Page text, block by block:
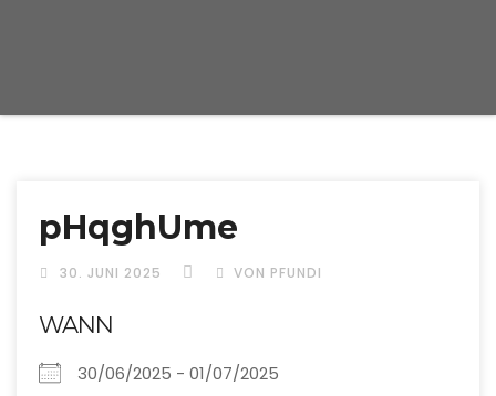
pHqghUme
30. JUNI 2025 VON PFUNDI
WANN
30/06/2025 - 01/07/2025